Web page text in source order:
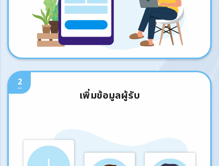
2
เพิ่มข้อมูลผู้รับ